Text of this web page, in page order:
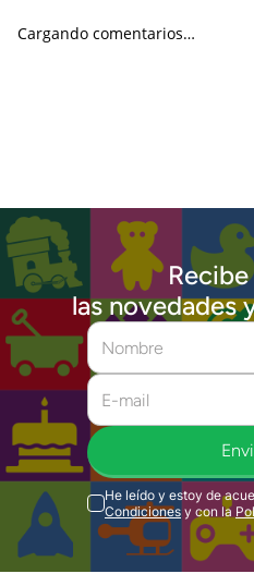
Cargando comentarios…
las novedades
He leído y estoy de
Condiciones y con la